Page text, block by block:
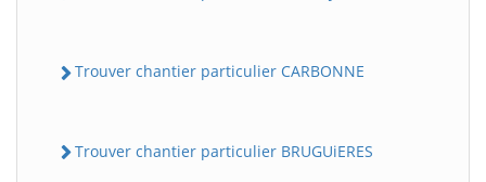
Trouver chantier particulier CARBONNE
Trouver chantier particulier BRUGUiERES